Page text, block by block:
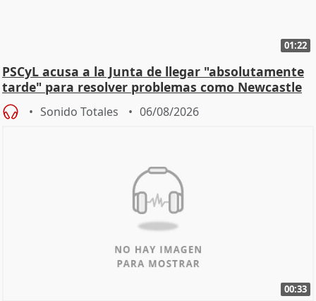
01:22
PSCyL acusa a la Junta de llegar "absolutamente
tarde" para resolver problemas como Newcastle
Sonido Totales 06/08/2026
00:33